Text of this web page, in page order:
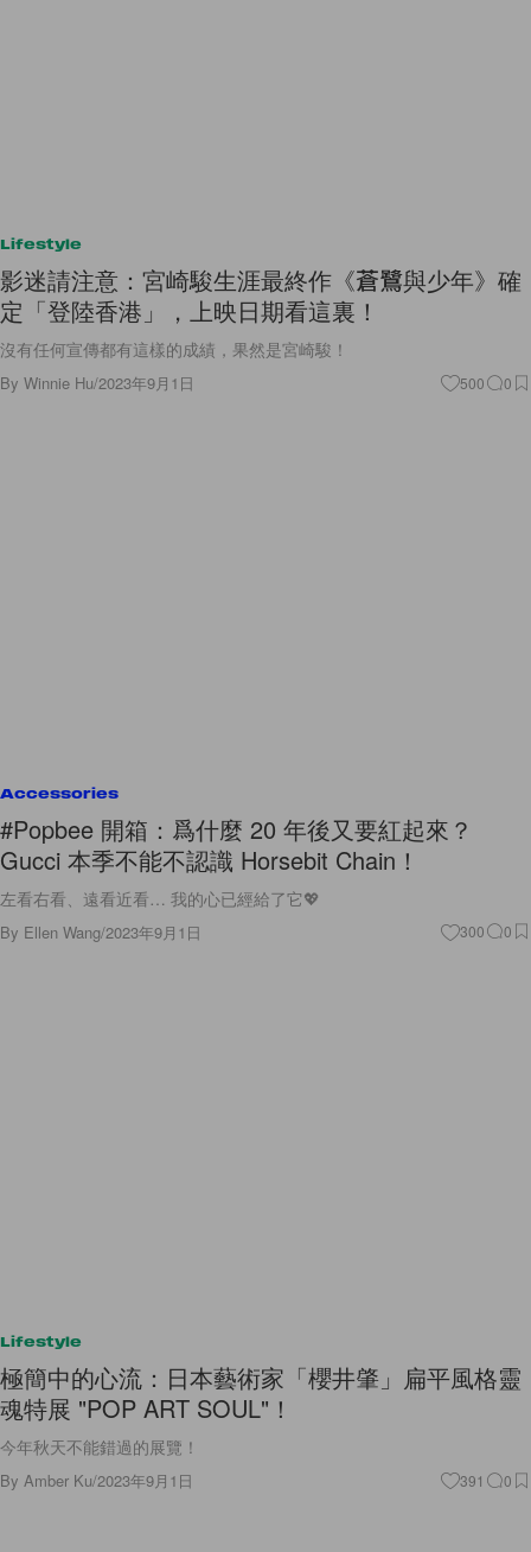
Lifestyle
影迷請注意：宮崎駿生涯最終作《蒼鷺與少年》確
定「登陸香港」，上映日期看這裏！
沒有任何宣傳都有這樣的成績，果然是宮崎駿！
By Winnie Hu/2023年9月1日 500 0
Accessories
#Popbee 開箱：爲什麼 20 年後又要紅起來？
Gucci 本季不能不認識 Horsebit Chain！
左看右看、遠看近看… 我的心已經給了它💖
By Ellen Wang/2023年9月1日 300 0
Lifestyle
極簡中的心流：日本藝術家「櫻井肇」扁平風格靈
魂特展 "POP ART SOUL"！
今年秋天不能錯過的展覽！
By Amber Ku/2023年9月1日 391 0